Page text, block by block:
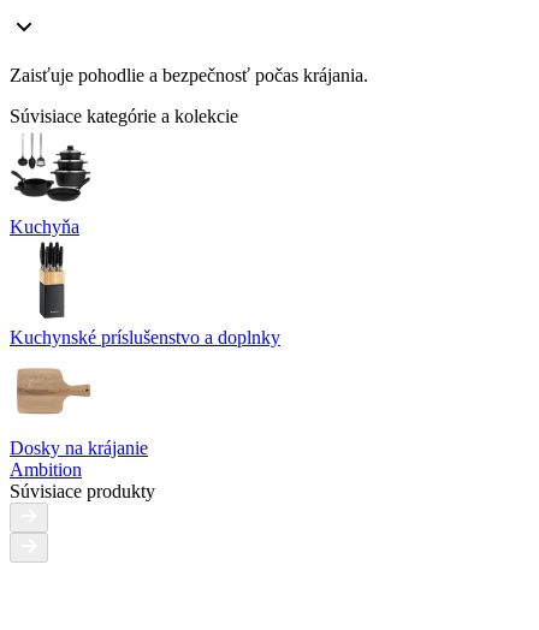
Zaisťuje pohodlie a bezpečnosť počas krájania.
Súvisiace kategórie a kolekcie
Kuchyňa
Kuchynské príslušenstvo a doplnky
Dosky na krájanie
Ambition
Súvisiace produkty